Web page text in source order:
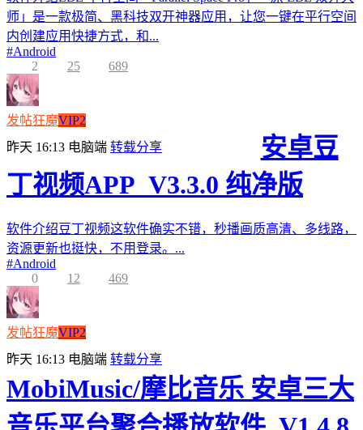
师」是一款极简、黑科技双开神器应用，让您一键在平行空间
内创建应用快捷方式，和...
#Android
2
25 689
发帖狂魔VIP2
昨天 16:13 电脑端 转载分享
安卓豆
丁视频APP_V3.3.0 纯净版
软件介绍豆丁视频这软件确实不错，秒播画质高清、多线路，
资源更新也挺快，不用登录。...
#Android
0
12 469
发帖狂魔VIP2
昨天 16:13 电脑端 转载分享
MobiMusic/摩比音乐 安卓三大